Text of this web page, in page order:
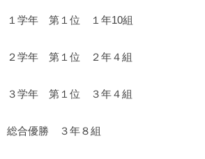
１学年 第１位 １年10組
２学年 第１位 ２年４組
３学年 第１位 ３年４組
総合優勝 ３年８組